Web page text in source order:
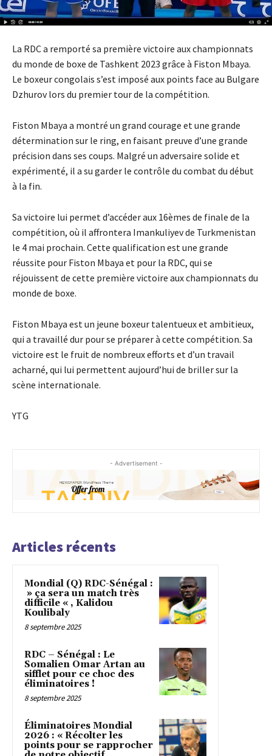
La RDC a remporté sa première victoire aux championnats
du monde de boxe de Tashkent 2023 grâce à Fiston Mbaya.
Le boxeur congolais s’est imposé aux points face au Bulgare
Dzhurov lors du premier tour de la compétition.
Fiston Mbaya a montré un grand courage et une grande
détermination sur le ring, en faisant preuve d’une grande
précision dans ses coups. Malgré un adversaire solide et
expérimenté, il a su garder le contrôle du combat du début
à la fin.
Sa victoire lui permet d’accéder aux 16èmes de finale de la
compétition, où il affrontera Imankuliyev de Turkmenistan
le 4 mai prochain. Cette qualification est une grande
réussite pour Fiston Mbaya et pour la RDC, qui se
réjouissent de cette première victoire aux championnats du
monde de boxe.
Fiston Mbaya est un jeune boxeur talentueux et ambitieux,
qui a travaillé dur pour se préparer à cette compétition. Sa
victoire est le fruit de nombreux efforts et d’un travail
acharné, qui lui permettent aujourd’hui de briller sur la
scène internationale.
YTG
- Advertisement -
Articles récents
Mondial (Q) RDC-Sénégal :
» ça sera un match très
difficile « , Kalidou
Koulibaly
8 septembre 2025
RDC – Sénégal : Le
Somalien Omar Artan au
sifflet pour ce choc des
éliminatoires !
8 septembre 2025
Éliminatoires Mondial
2026 : « Récolter les
points pour se rapprocher